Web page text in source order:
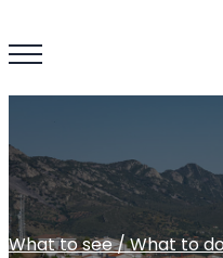
What to see / What to